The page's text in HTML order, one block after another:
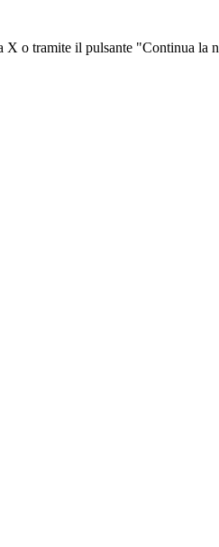
X o tramite il pulsante "Continua la